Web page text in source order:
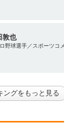
敦也
野球選手／スポーツコ
ングをもっと見る